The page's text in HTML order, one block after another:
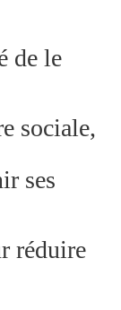
de le
sociale,
ses
réduire